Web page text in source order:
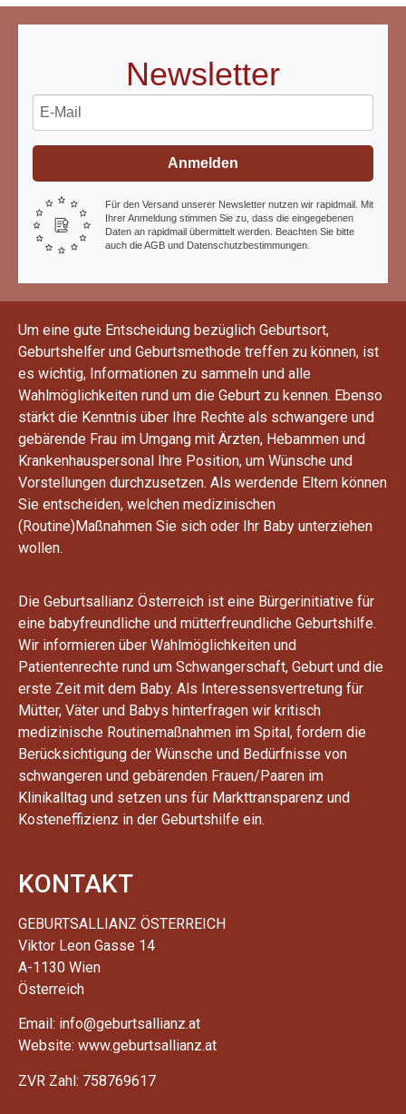
Newsletter
Anmelden
Für den Versand unserer Newsletter nutzen wir rapidmail. Mit
Ihrer Anmeldung stimmen Sie zu, dass die eingegebenen
Daten an rapidmail übermittelt werden. Beachten Sie bitte
auch die AGB und Datenschutzbestimmungen.
Um eine gute Entscheidung bezüglich Geburtsort,
Geburtshelfer und Geburtsmethode treffen zu können, ist
es wichtig, Informationen zu sammeln und alle
Wahlmöglichkeiten rund um die Geburt zu kennen. Ebenso
stärkt die Kenntnis über Ihre Rechte als schwangere und
gebärende Frau im Umgang mit Ärzten, Hebammen und
Krankenhauspersonal Ihre Position, um Wünsche und
Vorstellungen durchzusetzen. Als werdende Eltern können
Sie entscheiden, welchen medizinischen
(Routine)Maßnahmen Sie sich oder Ihr Baby unterziehen
wollen.
Die Geburtsallianz Österreich ist eine Bürgerinitiative für
eine babyfreundliche und mütterfreundliche Geburtshilfe.
Wir informieren über Wahlmöglichkeiten und
Patientenrechte rund um Schwangerschaft, Geburt und die
erste Zeit mit dem Baby. Als Interessensvertretung für
Mütter, Väter und Babys hinterfragen wir kritisch
medizinische Routinemaßnahmen im Spital, fordern die
Berücksichtigung der Wünsche und Bedürfnisse von
schwangeren und gebärenden Frauen/Paaren im
Klinikalltag und setzen uns für Markttransparenz und
Kosteneffizienz in der Geburtshilfe ein.
KONTAKT
GEBURTSALLIANZ ÖSTERREICH
Viktor Leon Gasse 14
A-1130 Wien
Österreich
Email: info@geburtsallianz.at
Website: www.geburtsallianz.at
ZVR Zahl: 758769617